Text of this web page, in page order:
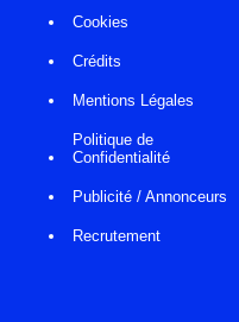
Cookies
Crédits
Mentions Légales
Politique de
Confidentialité
Publicité / Annonceurs
Recrutement